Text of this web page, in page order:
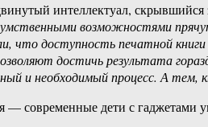
интеллектуал,
возможностями
что доступность печатной
достичь результата
и необходимый процесс. А
— современные дети с